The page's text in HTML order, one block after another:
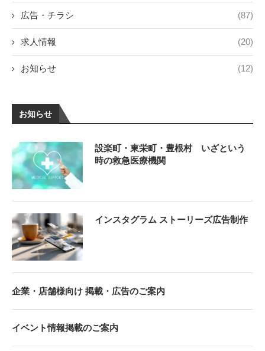
広告・チラシ (87)
求人情報 (20)
お知らせ (12)
お知らせ
設楽町・東栄町・豊根村 いざという
時の救急医療機関
インスタグラム ストーリーズ広告制作
企業・店舗様向け 掲載・広告のご案内
イベント情報掲載のご案内